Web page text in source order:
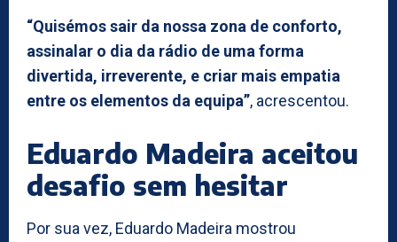
“Quisémos sair da nossa zona de conforto,
assinalar o dia da rádio de uma forma
divertida, irreverente, e criar mais empatia
entre os elementos da equipa”, acrescentou.
Eduardo Madeira aceitou
desafio sem hesitar
Por sua vez, Eduardo Madeira mostrou